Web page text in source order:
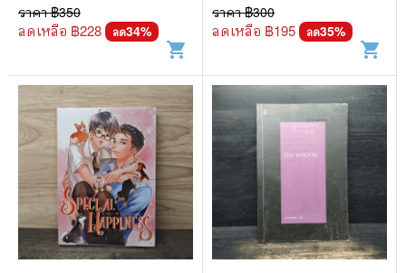
ราคา ฿350
ลดเหลือ ฿228 ลด34%
shopping_cart
ราคา ฿300
ลดเหลือ ฿195 ลด35%
shopping_cart